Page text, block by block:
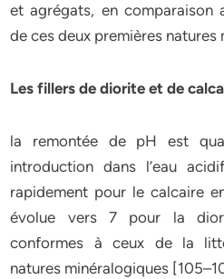
et agrégats, en comparaison
de ces deux premières natures
Les fillers de diorite et de
la remontée de pH est
introduction dans l’eau
rapidement pour le calcaire
évolue vers 7 pour la
conformes à ceux de la
natures minéralogiques